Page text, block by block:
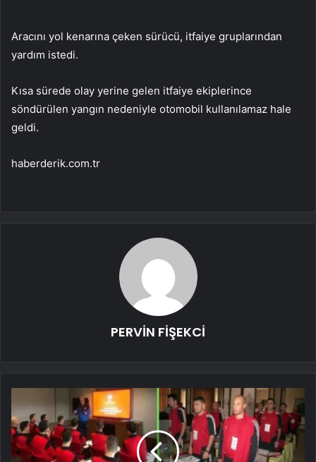
Aracını yol kenarına çeken sürücü, itfaiye gruplarından
yardım istedi.
Kısa sürede olay yerine gelen itfaiye ekiplerince
söndürülen yangın nedeniyle otomobil kullanılamaz hale
geldi.
haberderik.com.tr
PERVİN FİŞEKCİ